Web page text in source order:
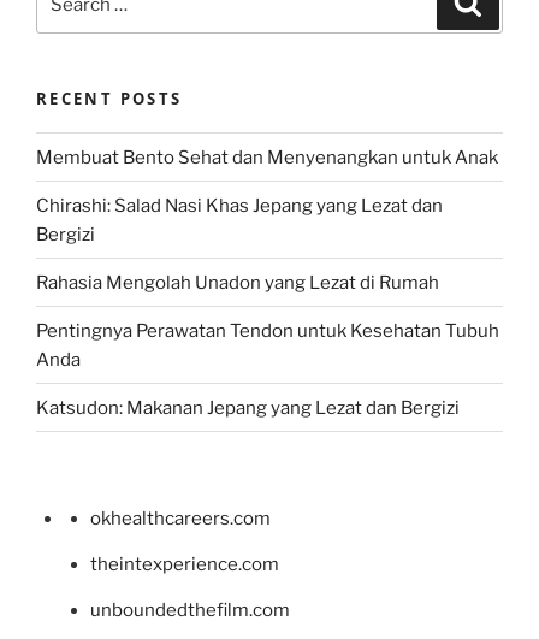
RECENT POSTS
Membuat Bento Sehat dan Menyenangkan untuk Anak
Chirashi: Salad Nasi Khas Jepang yang Lezat dan
Bergizi
Rahasia Mengolah Unadon yang Lezat di Rumah
Pentingnya Perawatan Tendon untuk Kesehatan Tubuh
Anda
Katsudon: Makanan Jepang yang Lezat dan Bergizi
okhealthcareers.com
theintexperience.com
unboundedthefilm.com